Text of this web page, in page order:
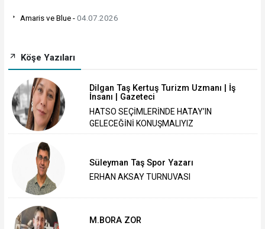
Amaris ve Blue -04.07.2026
Köşe Yazıları
Dilgan Taş Kertuş Turizm Uzmanı | İş
İnsanı | Gazeteci
HATSO SEÇİMLERİNDE HATAY’IN
GELECEĞİNİ KONUŞMALIYIZ
Süleyman Taş Spor Yazarı
ERHAN AKSAY TURNUVASI
M.BORA ZOR